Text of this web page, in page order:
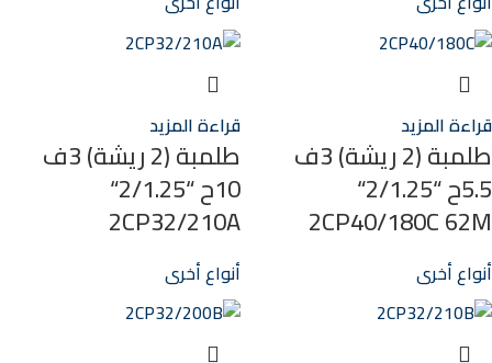
قراءة المزيد
طلمبة (2 ريشة) 3ف
5.5ح “2/1.25“
2CP40/180C 62M
أنواع أخرى
قراءة المزيد
طلمبة (2 ريشة) 3ف
10ح “2/1.25“
2CP32/210A
أنواع أخرى